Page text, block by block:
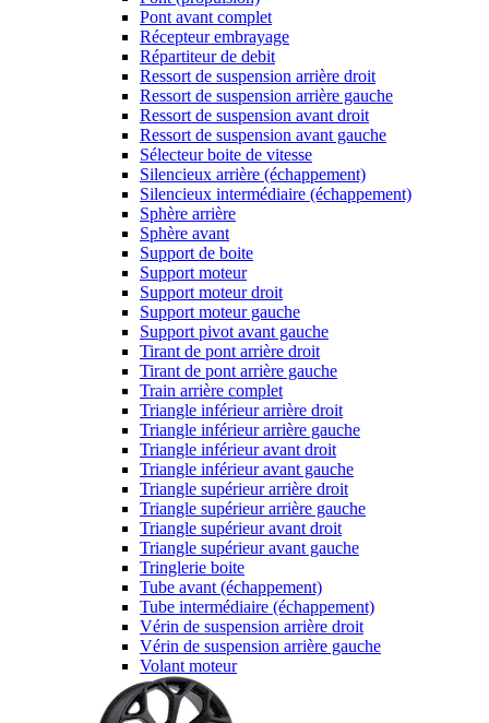
Pont avant complet
Récepteur embrayage
Répartiteur de debit
Ressort de suspension arrière droit
Ressort de suspension arrière gauche
Ressort de suspension avant droit
Ressort de suspension avant gauche
Sélecteur boite de vitesse
Silencieux arrière (échappement)
Silencieux intermédiaire (échappement)
Sphère arrière
Sphère avant
Support de boite
Support moteur
Support moteur droit
Support moteur gauche
Support pivot avant gauche
Tirant de pont arrière droit
Tirant de pont arrière gauche
Train arrière complet
Triangle inférieur arrière droit
Triangle inférieur arrière gauche
Triangle inférieur avant droit
Triangle inférieur avant gauche
Triangle supérieur arrière droit
Triangle supérieur arrière gauche
Triangle supérieur avant droit
Triangle supérieur avant gauche
Tringlerie boite
Tube avant (échappement)
Tube intermédiaire (échappement)
Vérin de suspension arrière droit
Vérin de suspension arrière gauche
Volant moteur